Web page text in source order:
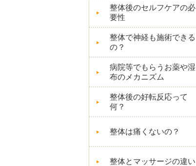
整体後のセルフケアの必
要性
整体で神経も施術できる
の？
病院等でもらうお薬や湿
布のメカニズム
整体後の好転反応って
何？
整体は痛くないの？
整体とマッサージの違い